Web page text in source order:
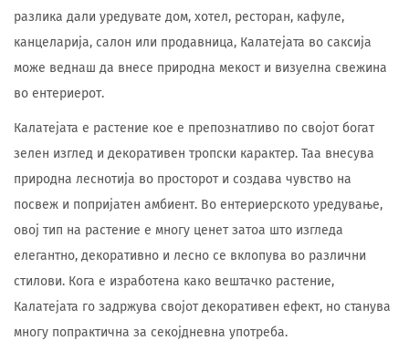
разлика дали уредувате дом, хотел, ресторан, кафуле,
канцеларија, салон или продавница, Калатејата во саксија
може веднаш да внесе природна мекост и визуелна свежина
во ентериерот.
Калатејата е растение кое е препознатливо по својот богат
зелен изглед и декоративен тропски карактер. Таа внесува
природна леснотија во просторот и создава чувство на
посвеж и попријатен амбиент. Во ентериерското уредување,
овој тип на растение е многу ценет затоа што изгледа
елегантно, декоративно и лесно се вклопува во различни
стилови. Кога е изработена како вештачко растение,
Калатејата го задржува својот декоративен ефект, но станува
многу попрактична за секојдневна употреба.